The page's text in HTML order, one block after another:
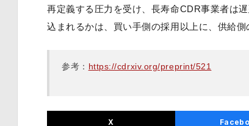
再定義する圧力を受け、長寿命CDR事業者は
込まれるかは、買い手側の採用以上に、供給
参考： https://cdrxiv.org/preprint/521
X